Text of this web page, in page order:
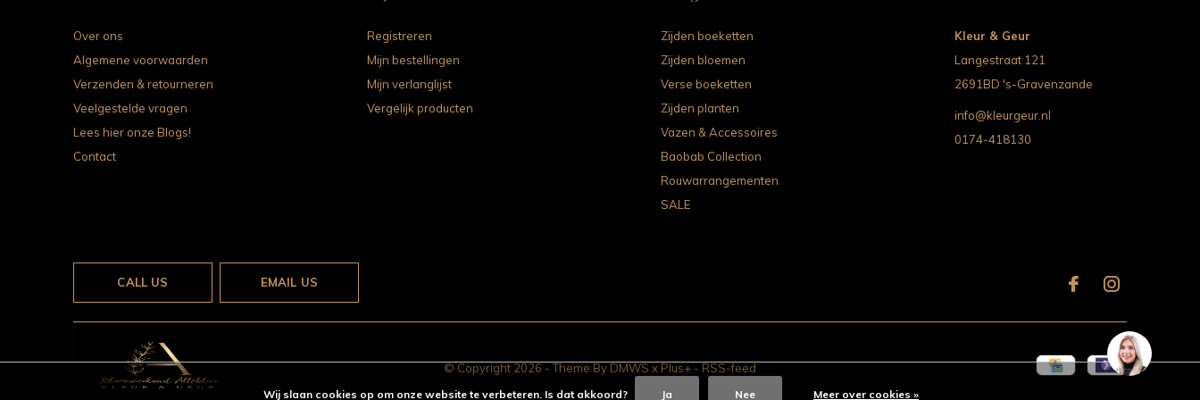
Over ons
Algemene voorwaarden
Verzenden & retourneren
Veelgestelde vragen
Lees hier onze Blogs!
Contact
Registreren
Mijn bestellingen
Mijn verlanglijst
Vergelijk producten
Zijden boeketten
Zijden bloemen
Verse boeketten
Zijden planten
Vazen & Accessoires
Baobab Collection
Rouwarrangementen
SALE
Kleur & Geur
Langestraat 121
2691BD 's-Gravenzande
info@kleurgeur.nl
0174-418130
CALL US EMAIL US
© Copyright 2026 - Theme By DMWS x Plus+ - RSS-feed
Wij slaan cookies op om onze website te verbeteren. Is dat akkoord? Ja Nee Meer over cookies »